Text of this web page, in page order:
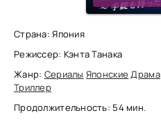
Страна: Япония
Режиссер: Кэнта Танака
Жанр: Сериалы Японские Драма
Триллер
Продолжительность: 54 мин.